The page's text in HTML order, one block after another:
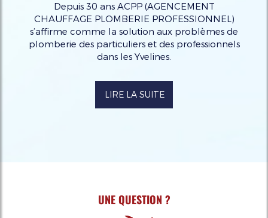
Depuis 30 ans ACPP (AGENCEMENT
CHAUFFAGE PLOMBERIE PROFESSIONNEL)
s’affirme comme la solution aux problèmes de
plomberie des particuliers et des professionnels
dans les Yvelines.
LIRE LA SUITE
UNE QUESTION ?